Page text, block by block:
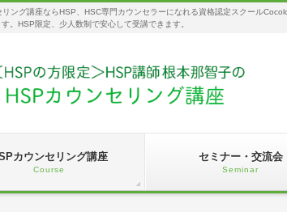
ング講座ならHSP、HSC専門カウンセラーになれる資格認定スクール
。HSP限定、少人数制で安心して受講できます。
カウンセリング講座
Course
セミナー・交流会
Seminar